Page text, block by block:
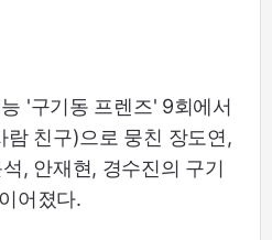
'구기동 프렌즈' 9회에서
친구)으로 뭉친 장도연,
, 안재현, 경수진의 구기
어졌다.